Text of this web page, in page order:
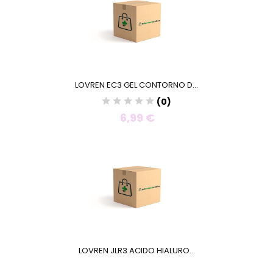
LOVREN EC3 GEL CONTORNO D...
(0)
6,99 €
LOVREN JLR3 ACIDO HIALURO...